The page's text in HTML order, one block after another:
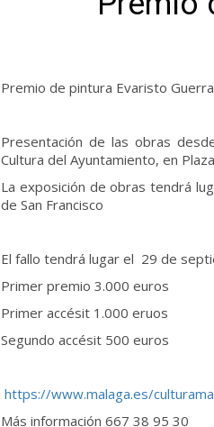
Premio de pintura Evaristo
Presentación de las obras
Cultura del Ayuntamiento, en
La exposición de obras tendrá
de San Francisco
El fallo tendrá lugar el 29 de
Primer premio 3.000 euros
Primer accésit 1.000 eruos
Segundo accésit 500 euros
https://www.malaga.es/
Más información 667 38 95 30